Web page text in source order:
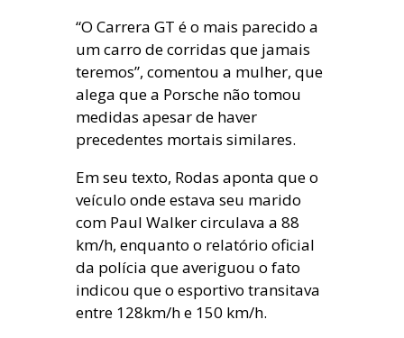
“O Carrera GT é o mais parecido a
um carro de corridas que jamais
teremos”, comentou a mulher, que
alega que a Porsche não tomou
medidas apesar de haver
precedentes mortais similares.
Em seu texto, Rodas aponta que o
veículo onde estava seu marido
com Paul Walker circulava a 88
km/h, enquanto o relatório oficial
da polícia que averiguou o fato
indicou que o esportivo transitava
entre 128km/h e 150 km/h.